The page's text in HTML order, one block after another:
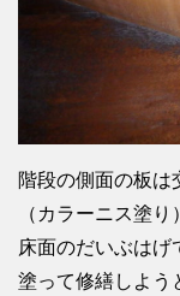
階段の側面の板は
（カラーニス塗
床面のだいぶはげ
塗って修繕しよう